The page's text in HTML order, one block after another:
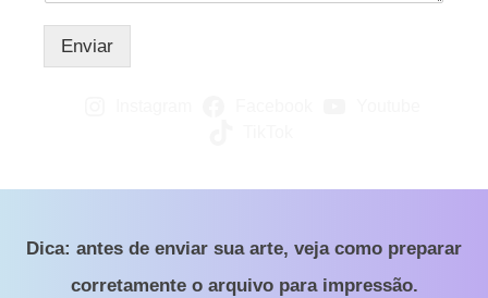
Enviar
Dica: antes de enviar sua arte, veja como preparar
corretamente o arquivo para impressão.